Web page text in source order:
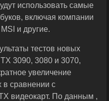
использовать самые
включая компании
и другие.
тестов новых
3090, 3080 и 3070,
увеличение
в сравнении с
видеокарт. По данным ,